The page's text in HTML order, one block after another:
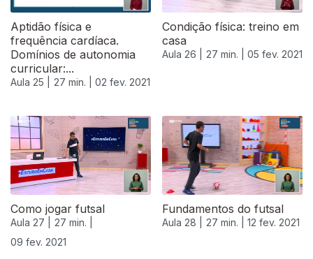
Aptidão física e
frequência cardíaca.
Domínios de autonomia
curricular:...
Aula 25 | 27 min. | 02 fev. 2021
Condição física: treino em
casa
Aula 26 | 27 min. | 05 fev. 2021
Como jogar futsal
Aula 27 |
27 min. |
09 fev. 2021
Fundamentos do futsal
Aula 28 | 27 min. | 12 fev. 2021